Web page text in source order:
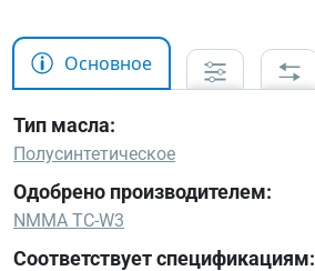
Основное
Тип масла:
Полусинтетическое
Одобрено производителем:
NMMA TC-W3
Соответствует спецификациям: